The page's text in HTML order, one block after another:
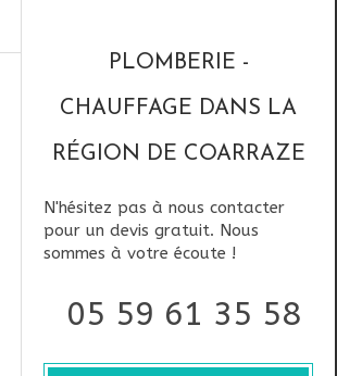
PLOMBERIE -
CHAUFFAGE DANS LA
RÉGION DE COARRAZE
N'hésitez pas à nous contacter
pour un devis gratuit. Nous
sommes à votre écoute !
05 59 61 35 58